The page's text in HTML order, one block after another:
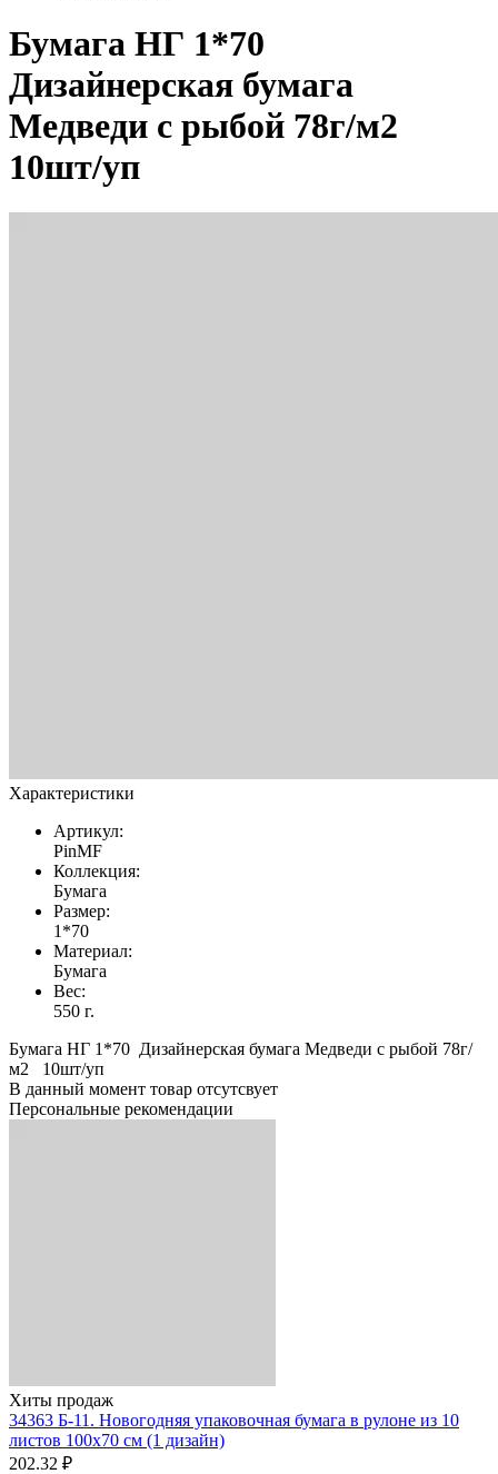
Бумага НГ 1*70
Дизайнерская бумага
Медведи с рыбой 78г/м2
10шт/уп
Характеристики
Артикул:
PinMF
Коллекция:
Бумага
Размер:
1*70
Материал:
Бумага
Вес:
550 г.
Бумага НГ 1*70 Дизайнерская бумага Медведи с рыбой 78г/
м2 10шт/уп
В данный момент товар отсутсвует
Персональные рекомендации
Хиты продаж
34363 Б-11. Новогодняя упаковочная бумага в рулоне из 10
листов 100х70 см (1 дизайн)
202.32 ₽